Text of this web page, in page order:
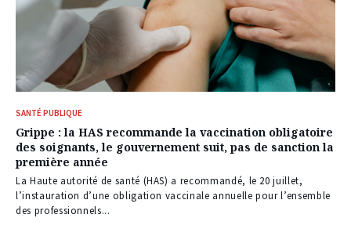
SANTÉ PUBLIQUE
Grippe : la HAS recommande la vaccination obligatoire
des soignants, le gouvernement suit, pas de sanction la
première année
La Haute autorité de santé (HAS) a recommandé, le 20 juillet,
l’instauration d’une obligation vaccinale annuelle pour l’ensemble
des professionnels...